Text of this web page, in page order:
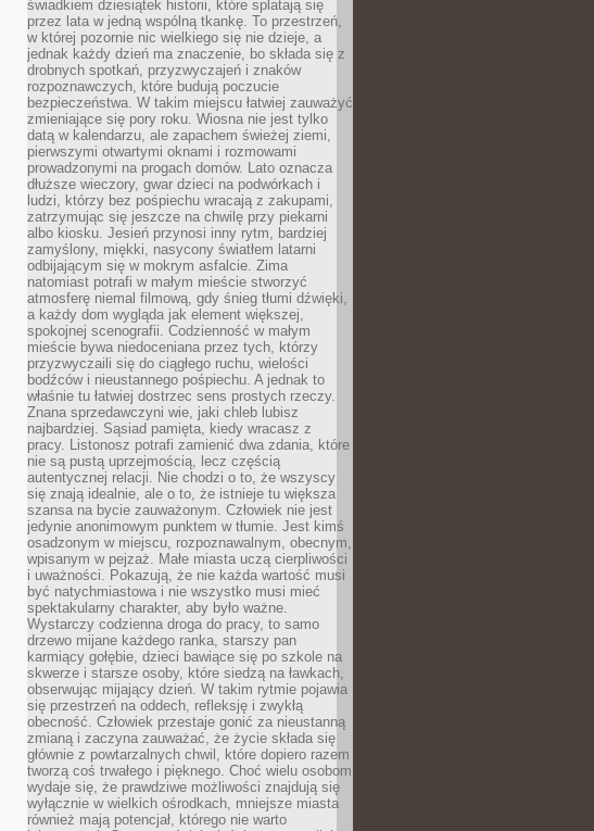
świadkiem dziesiątek historii, które splatają się
przez lata w jedną wspólną tkankę. To przestrzeń,
w której pozornie nic wielkiego się nie dzieje, a
jednak każdy dzień ma znaczenie, bo składa się z
drobnych spotkań, przyzwyczajeń i znaków
rozpoznawczych, które budują poczucie
bezpieczeństwa. W takim miejscu łatwiej zauważyć
zmieniające się pory roku. Wiosna nie jest tylko
datą w kalendarzu, ale zapachem świeżej ziemi,
pierwszymi otwartymi oknami i rozmowami
prowadzonymi na progach domów. Lato oznacza
dłuższe wieczory, gwar dzieci na podwórkach i
ludzi, którzy bez pośpiechu wracają z zakupami,
zatrzymując się jeszcze na chwilę przy piekarni
albo kiosku. Jesień przynosi inny rytm, bardziej
zamyślony, miękki, nasycony światłem latarni
odbijającym się w mokrym asfalcie. Zima
natomiast potrafi w małym mieście stworzyć
atmosferę niemal filmową, gdy śnieg tłumi dźwięki,
a każdy dom wygląda jak element większej,
spokojnej scenografii. Codzienność w małym
mieście bywa niedoceniana przez tych, którzy
przyzwyczaili się do ciągłego ruchu, wielości
bodźców i nieustannego pośpiechu. A jednak to
właśnie tu łatwiej dostrzec sens prostych rzeczy.
Znana sprzedawczyni wie, jaki chleb lubisz
najbardziej. Sąsiad pamięta, kiedy wracasz z
pracy. Listonosz potrafi zamienić dwa zdania, które
nie są pustą uprzejmością, lecz częścią
autentycznej relacji. Nie chodzi o to, że wszyscy
się znają idealnie, ale o to, że istnieje tu większa
szansa na bycie zauważonym. Człowiek nie jest
jedynie anonimowym punktem w tłumie. Jest kimś
osadzonym w miejscu, rozpoznawalnym, obecnym,
wpisanym w pejzaż. Małe miasta uczą cierpliwości
i uważności. Pokazują, że nie każda wartość musi
być natychmiastowa i nie wszystko musi mieć
spektakularny charakter, aby było ważne.
Wystarczy codzienna droga do pracy, to samo
drzewo mijane każdego ranka, starszy pan
karmiący gołębie, dzieci bawiące się po szkole na
skwerze i starsze osoby, które siedzą na ławkach,
obserwując mijający dzień. W takim rytmie pojawia
się przestrzeń na oddech, refleksję i zwykłą
obecność. Człowiek przestaje gonić za nieustanną
zmianą i zaczyna zauważać, że życie składa się
głównie z powtarzalnych chwil, które dopiero razem
tworzą coś trwałego i pięknego. Choć wielu osobom
wydaje się, że prawdziwe możliwości znajdują się
wyłącznie w wielkich ośrodkach, mniejsze miasta
również mają potencjał, którego nie warto